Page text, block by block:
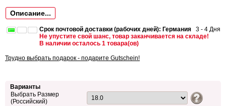
Описание...
Срок почтовой доставки (рабочих дней): Германия 3 - 4 Дня
Не упустите свой шанс, товар заканчивается на складе!
В наличии осталось 1 товара(ов)
Трудно выбрать подарок - подарите Gutschein!
Варианты
Выбрать Размер
(Российский)